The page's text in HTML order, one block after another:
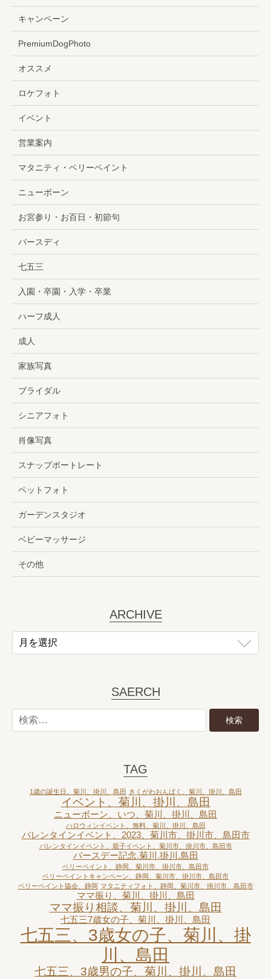
キャンペーン
PremiumDogPhoto
オススメ
ロケフォト
イベント
営業案内
マタニティ・ベリーペイント
ニューボーン
お宮参り・お百日・初節句
バースディ
七五三
入園・卒園・入学・卒業
ハーフ成人
成人
家族写真
ブライダル
シニアフォト
肖像写真
スナップポートレート
ペットフォト
ガーデンスタジオ
ベビーマッサージ
その他
ARCHIVE
SAERCH
TAG
1歳の誕生日、菊川、掛川、島田 きくがわおんぱく、菊川、掛川、島田
イベント、菊川、掛川、島田
ニューボーン、いつ、菊川、掛川、島田
ハロウィンイベント、無料、菊川、掛川、島田
バレンタインイベント、2023、菊川市、掛川市、島田市
バレンタインイベント、親子イベント、菊川市、掛川市、島田市
バースデー記念.菊川.掛川.島田
ベリーペイント、静岡、菊川市、掛川市、島田市
ベリーペイントキャンペーン、静岡、菊川市、掛川市、島田市
ベリーペイント協会、静岡 マタニティフォト、静岡、菊川市、掛川市、島田市
ママ振り、菊川、掛川、島田
ママ振り相談、菊川、掛川、島田
七五三7歳女の子、菊川、掛川、島田
七五三、3歳女の子、菊川、掛
川、島田
七五三、3歳男の子、菊川、掛川、島田